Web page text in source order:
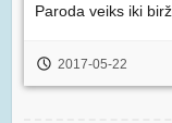
Paroda veiks iki
2017-05-22